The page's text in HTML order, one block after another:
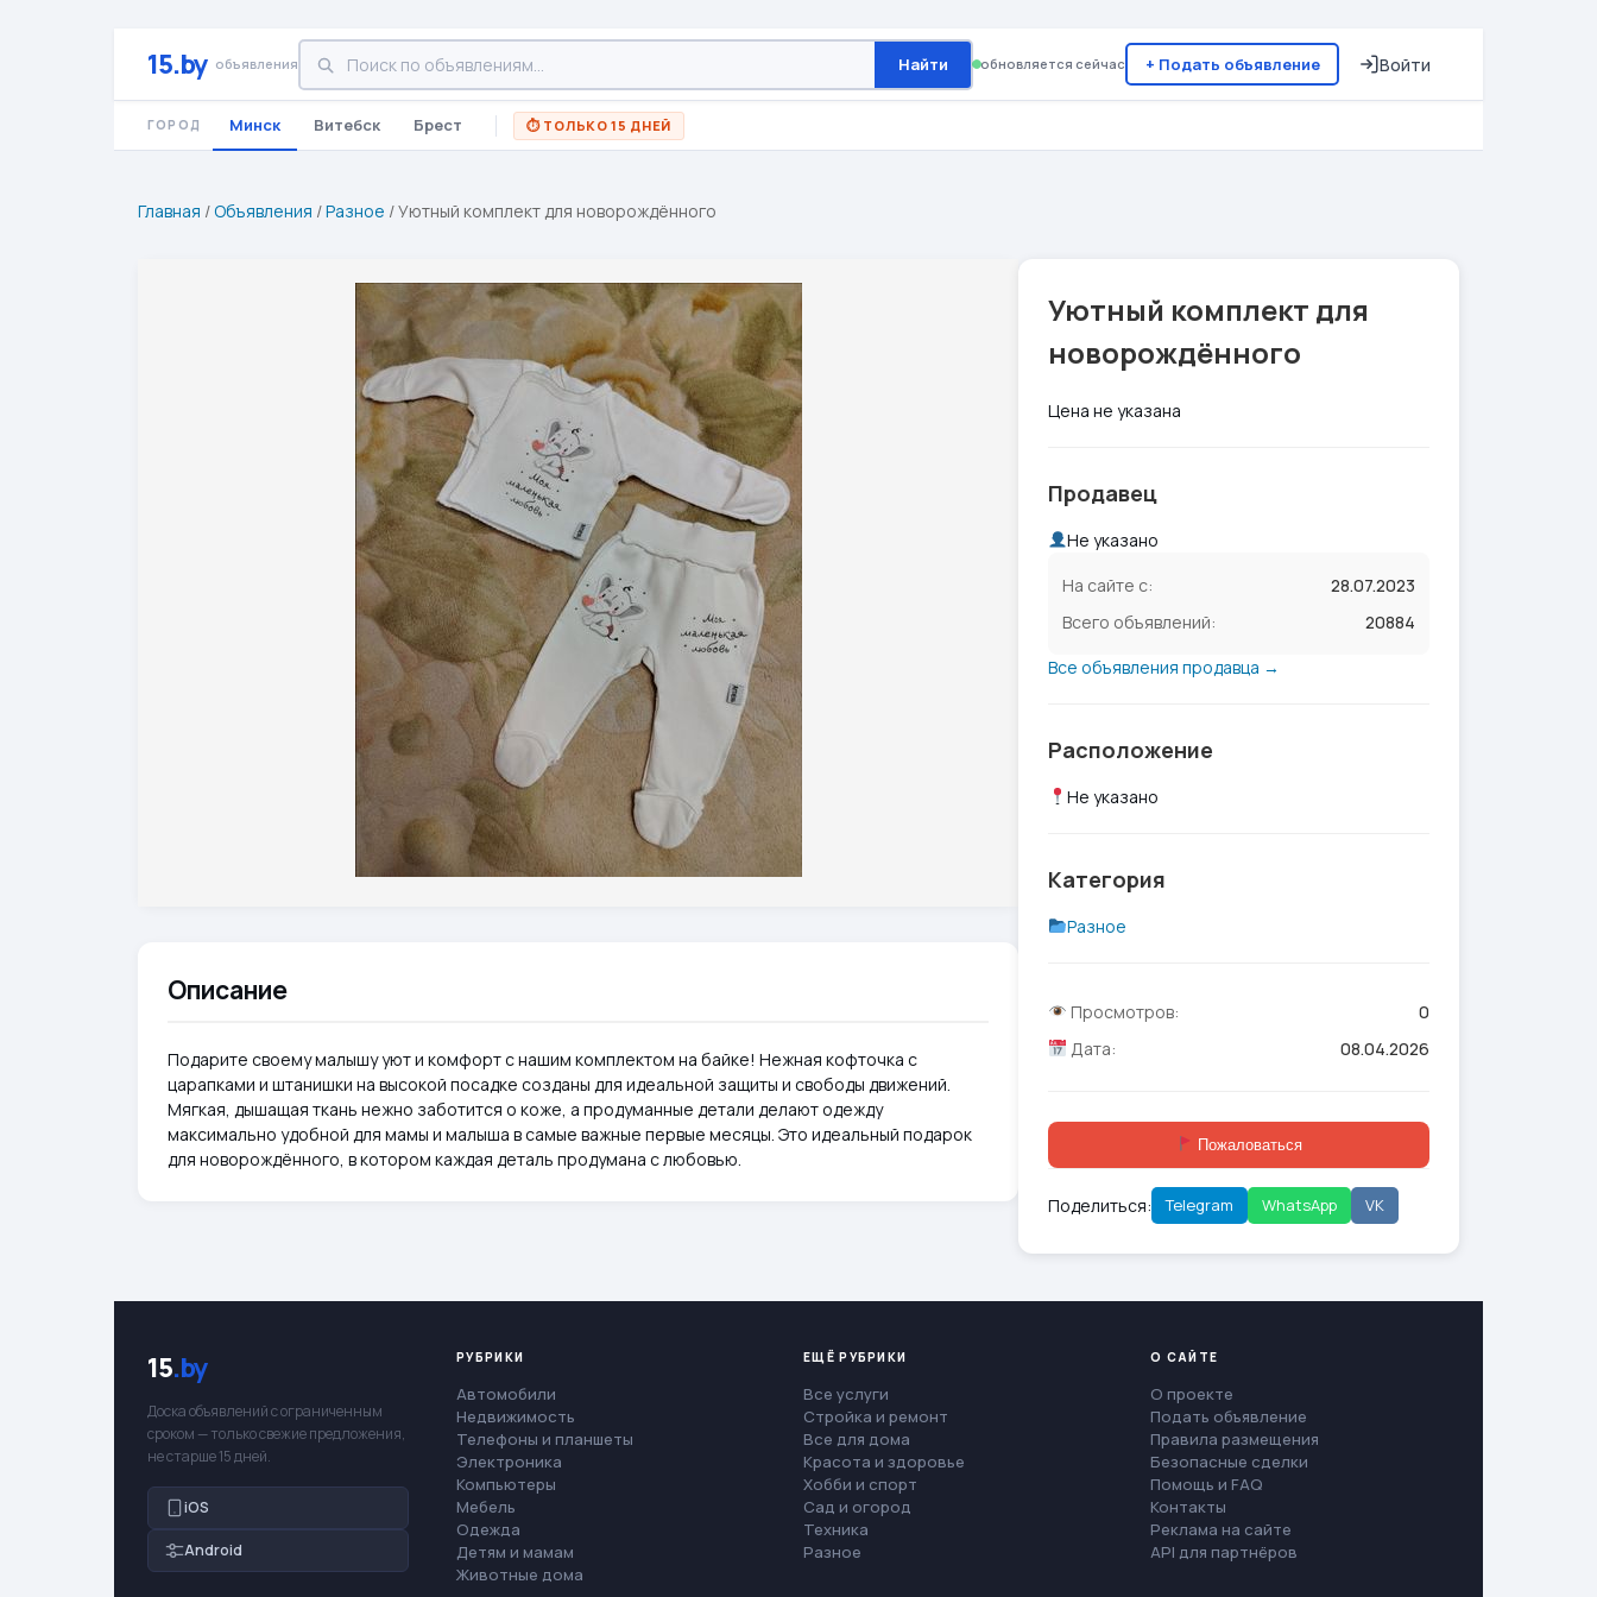
15.by объявления Найти обновляется сейчас + Подать объявление Войти
ГОРОД Минск Витебск Брест ⏱ ТОЛЬКО 15 ДНЕЙ
Главная /Объявления /Разное /Уютный комплект для новорождённого
Описание
Подарите своему малышу уют и комфорт с нашим комплектом на байке! Нежная кофточка с
царапками и штанишки на высокой посадке созданы для идеальной защиты и свободы движений.
Мягкая, дышащая ткань нежно заботится о коже, а продуманные детали делают одежду
максимально удобной для мамы и малыша в самые важные первые месяцы. Это идеальный подарок
для новорождённого, в котором каждая деталь продумана с любовью.
Уютный комплект для
новорождённого
Цена не указана
Продавец
Не указано
На сайте с:
28.07.2023
Всего объявлений:
20884
Все объявления продавца →
Расположение
Не указано
Категория
Разное
Просмотров:
0
Дата:
08.04.2026
Пожаловаться
Поделиться: Telegram WhatsApp VK
15.by
Доска объявлений с ограниченным
сроком — только свежие предложения,
не старше 15 дней.
iOS
Android
РУБРИКИ
Автомобили
Недвижимость
Телефоны и планшеты
Электроника
Компьютеры
Мебель
Одежда
Детям и мамам
Животные дома
ЕЩЁ РУБРИКИ
Все услуги
Стройка и ремонт
Все для дома
Красота и здоровье
Хобби и спорт
Сад и огород
Техника
Разное
О САЙТЕ
О проекте
Подать объявление
Правила размещения
Безопасные сделки
Помощь и FAQ
Контакты
Реклама на сайте
API для партнёров